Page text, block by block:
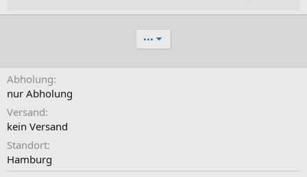
•••
Abholung
nur Abholung
Versand
kein Versand
Standort
Hamburg